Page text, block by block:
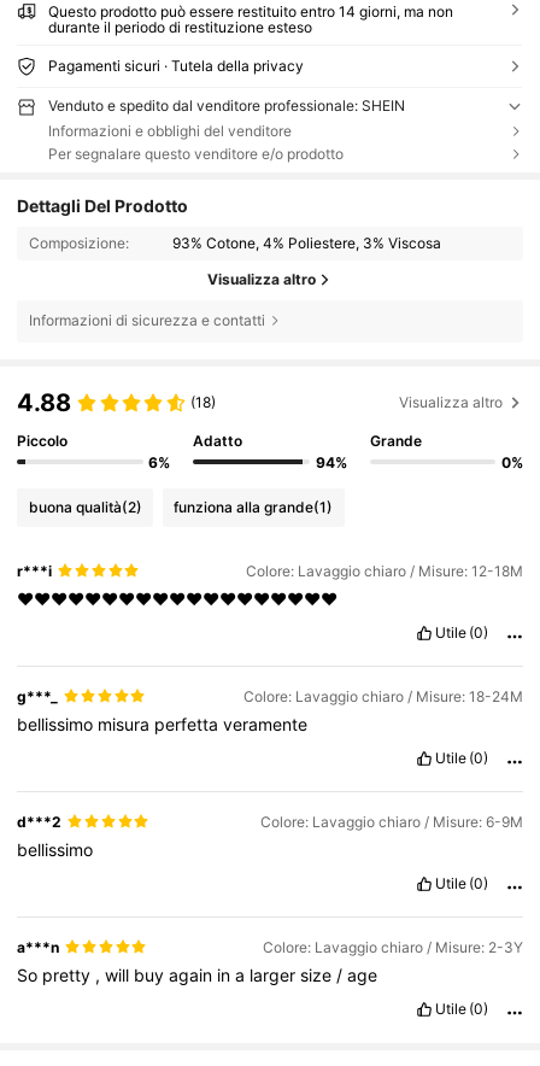
Questo prodotto può essere restituito entro 14 giorni, ma non
durante il periodo di restituzione esteso
Pagamenti sicuri · Tutela della privacy
Venduto e spedito dal venditore professionale: SHEIN
Informazioni e obblighi del venditore
Per segnalare questo venditore e/o prodotto
Dettagli Del Prodotto
Composizione: 93% Cotone, 4% Poliestere, 3% Viscosa
Visualizza altro
Informazioni di sicurezza e contatti
4.88 (18) Visualizza altro
Piccolo
6%
Adatto
94%
Grande
0%
buona qualità(2) funziona alla grande(1)
r***i Colore: Lavaggio chiaro / Misure: 12-18M
❤️❤️❤️❤️❤️❤️❤️❤️❤️❤️❤️❤️❤️❤️❤️❤️❤️❤️❤️
Utile (0)
g***_ Colore: Lavaggio chiaro / Misure: 18-24M
bellissimo misura perfettaveramente
Utile (0)
d***2 Colore: Lavaggio chiaro / Misure: 6-9M
bellissimo
Utile (0)
a***n Colore: Lavaggio chiaro / Misure: 2-3Y
So pretty ,will buyagain ina largersize /age
Utile (0)